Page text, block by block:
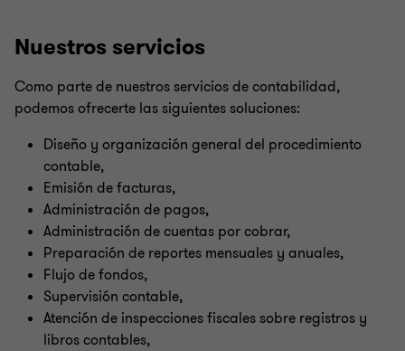
Nuestros servicios
Como parte de nuestros servicios de contabilidad,
podemos ofrecerte las siguientes soluciones:
Diseño y organización general del procedimiento
contable,
Emisión de facturas,
Administración de pagos,
Administración de cuentas por cobrar,
Preparación de reportes mensuales y anuales,
Flujo de fondos,
Supervisión contable,
Atención de inspecciones fiscales sobre registros y
libros contables,